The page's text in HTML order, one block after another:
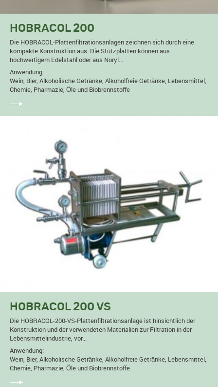
HOBRACOL 200
Die HOBRACOL-Plattenfiltrationsanlagen zeichnen sich durch eine
kompakte Konstruktion aus. Die Stützplatten können aus
hochwertigem Edelstahl oder aus Noryl...
Anwendung:
Wein, Bier, Alkoholische Getränke, Alkoholfreie Getränke, Lebensmittel,
Chemie, Pharmazie, Öle und Biobrennstoffe
HOBRACOL 200 VS
Die HOBRACOL-200-VS-Plattenfiltrationsanlage ist hinsichtlich der
Konstruktion und der verwendeten Materialien zur Filtration in der
Lebensmittelindustrie, vor...
Anwendung:
Wein, Bier, Alkoholische Getränke, Alkoholfreie Getränke, Lebensmittel,
Chemie, Pharmazie, Öle und Biobrennstoffe